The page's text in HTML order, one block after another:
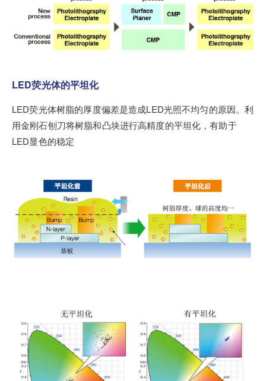
LED荧光体的平坦化
LED荧光体树脂的厚度偏差是造成LED光照不均匀的原因。利
用金刚石刨刀将树脂和凸块进行高精度的平坦化，有助于
LED显色的稳定